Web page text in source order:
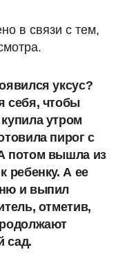
в связи с тем,
уксус?
себя, чтобы
утром
пирог с
потом вышла из
ребенку. А ее
и выпил
отметив,
сад.